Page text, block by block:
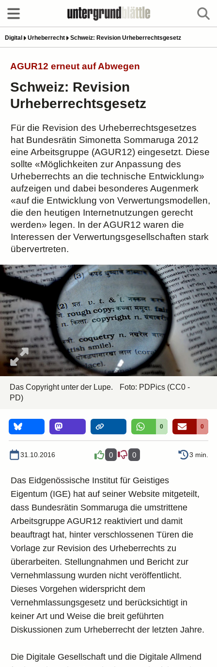
Digital Urheberrecht Schweiz: Revision Urheberrechtsgesetz
AGUR12 erneut auf Abwegen
Schweiz: Revision
Urheberrechtsgesetz
Für die Revision des Urheberrechtsgesetzes
hat Bundesrätin Simonetta Sommaruga 2012
eine Arbeitsgruppe (AGUR12) eingesetzt. Diese
sollte «Möglichkeiten zur Anpassung des
Urheberrechts an die technische Entwicklung»
aufzeigen und dabei besonderes Augenmerk
«auf die Entwicklung von Verwertungsmodellen,
die den heutigen Internetnutzungen gerecht
werden» legen. In der AGUR12 waren die
Interessen der Verwertungsgesellschaften stark
übervertreten.
Das Copyright unter der Lupe.
Foto: PDPics (CC0 -
PD)
0 0
31.10.2016 0 0 3 min.
Das Eidgenössische Institut für Geistiges
Eigentum (IGE) hat auf seiner Website mitgeteilt,
dass Bundesrätin Sommaruga die umstrittene
Arbeitsgruppe AGUR12 reaktiviert und damit
beauftragt hat, hinter verschlossenen Türen die
Vorlage zur Revision des Urheberrechts zu
überarbeiten. Stellungnahmen und Bericht zur
Vernehmlassung wurden nicht veröffentlicht.
Dieses Vorgehen widerspricht dem
Vernehmlassungsgesetz und berücksichtigt in
keiner Art und Weise die breit geführten
Diskussionen zum Urheberrecht der letzten Jahre.
Die Digitale Gesellschaft und die Digitale Allmend